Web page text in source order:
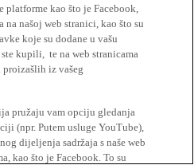
kao što je Facebook,
na našoj web stranici, kao što su
koje su dodane u vašu
kupili, te na web stranicama
proizašlih iz vašeg
pružaju vam opciju gledanja
(npr. Putem usluge YouTube),
dijeljenja sadržaja s naše web
kao što je Facebook. To su